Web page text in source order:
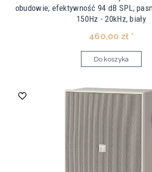
obudowie; efektywność 94 dB SPL;
150Hz - 20kHz, biały
460,00 zł *
Do koszyka